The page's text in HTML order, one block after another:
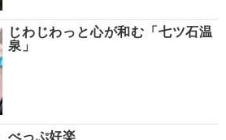
じわじわっと心が和む「七ツ石温
泉」
べっぷ好楽